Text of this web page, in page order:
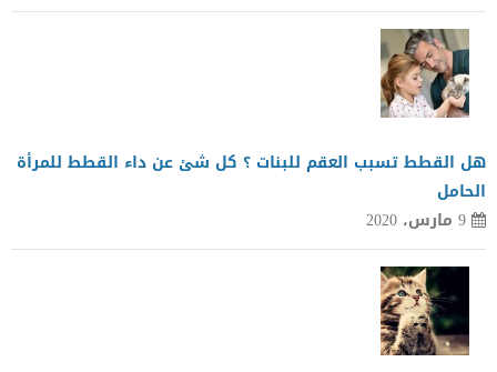
هل القطط تسبب العقم للبنات ؟ كل شئ عن داء القطط للمرأة
الحامل
9 مارس، 2020